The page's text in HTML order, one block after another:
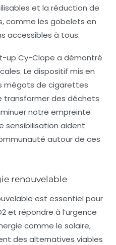
et la réduction de
comme les gobelets en
accessibles à tous.
up Cy-Clope a démontré
Le dispositif mis en
mégots de cigarettes
transformer des déchets
notre empreinte
sensibilisation aident
autour de ces
renouvelable
est essentiel pour
et répondre à l’urgence
comme le solaire,
des alternatives viables